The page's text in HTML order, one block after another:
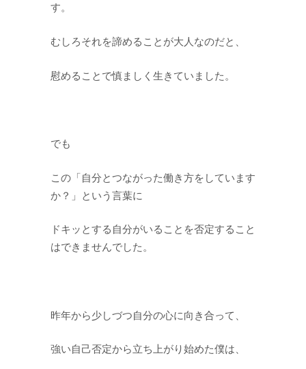
す。
むしろそれを諦めることが大人なのだと、
慰めることで慎ましく生きていました。
でも
この「自分とつながった働き方をしています
か？」という言葉に
ドキッとする自分がいることを否定すること
はできませんでした。
昨年から少しづつ自分の心に向き合って、
強い自己否定から立ち上がり始めた僕は、